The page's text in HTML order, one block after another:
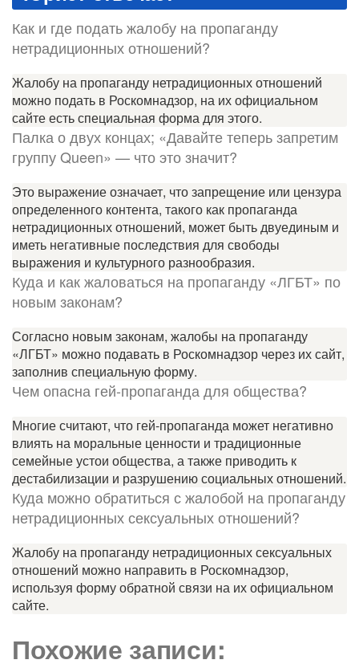
Как и где подать жалобу на пропаганду
нетрадиционных отношений?
Жалобу на пропаганду нетрадиционных отношений
можно подать в Роскомнадзор, на их официальном
сайте есть специальная форма для этого.
Палка о двух концах; «Давайте теперь запретим
группу Queen» — что это значит?
Это выражение означает, что запрещение или цензура
определенного контента, такого как пропаганда
нетрадиционных отношений, может быть двуединым и
иметь негативные последствия для свободы
выражения и культурного разнообразия.
Куда и как жаловаться на пропаганду «ЛГБТ» по
новым законам?
Согласно новым законам, жалобы на пропаганду
«ЛГБТ» можно подавать в Роскомнадзор через их сайт,
заполнив специальную форму.
Чем опасна гей-пропаганда для общества?
Многие считают, что гей-пропаганда может негативно
влиять на моральные ценности и традиционные
семейные устои общества, а также приводить к
дестабилизации и разрушению социальных отношений.
Куда можно обратиться с жалобой на пропаганду
нетрадиционных сексуальных отношений?
Жалобу на пропаганду нетрадиционных сексуальных
отношений можно направить в Роскомнадзор,
используя форму обратной связи на их официальном
сайте.
Похожие записи: